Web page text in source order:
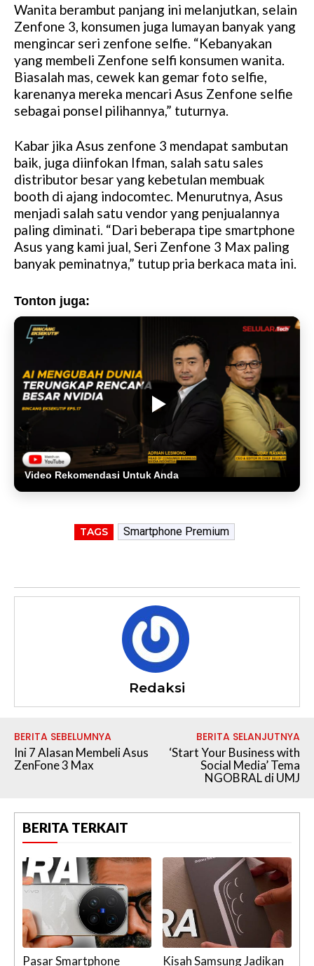
Wanita berambut panjang ini melanjutkan, selain
Zenfone 3, konsumen juga lumayan banyak yang
mengincar seri zenfone selfie. “Kebanyakan
yang membeli Zenfone selfi konsumen wanita.
Biasalah mas, cewek kan gemar foto selfie,
karenanya mereka mencari Asus Zenfone selfie
sebagai ponsel pilihannya,” tuturnya.
Kabar jika Asus zenfone 3 mendapat sambutan
baik, juga diinfokan Ifman, salah satu sales
distributor besar yang kebetulan membuak
booth di ajang indocomtec. Menurutnya, Asus
menjadi salah satu vendor yang penjualannya
paling diminati. “Dari beberapa tipe smartphone
Asus yang kami jual, Seri Zenfone 3 Max paling
banyak peminatnya,” tutup pria berkaca mata ini.
Tonton juga:
Video Rekomendasi Untuk Anda
TAGS Smartphone Premium
Redaksi
BERITA SEBELUMNYA
Ini 7 Alasan Membeli Asus
ZenFone 3 Max
BERITA SELANJUTNYA
‘Start Your Business with
Social Media’ Tema
NGOBRAL di UMJ
BERITA TERKAIT
Pasar Smartphone
Kisah Samsung Jadikan